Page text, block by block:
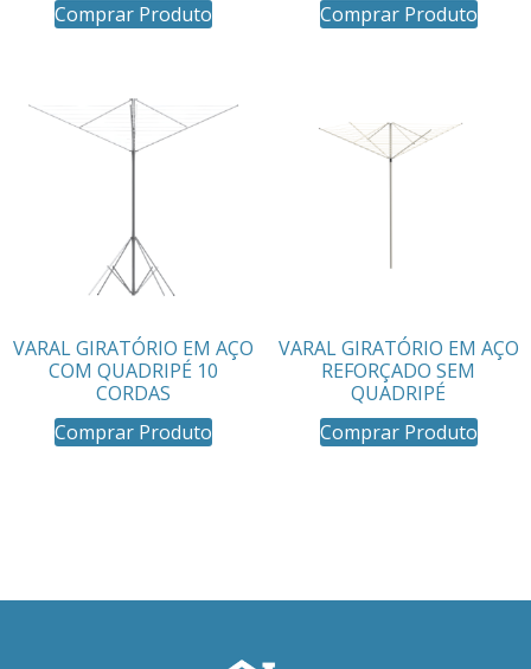
Comprar Produto
Comprar Produto
VARAL GIRATÓRIO EM AÇO
COM QUADRIPÉ 10
CORDAS
Comprar Produto
VARAL GIRATÓRIO EM AÇO
REFORÇADO SEM
QUADRIPÉ
Comprar Produto